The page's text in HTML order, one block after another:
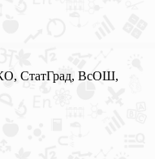
СтатГрад, ВсОШ,